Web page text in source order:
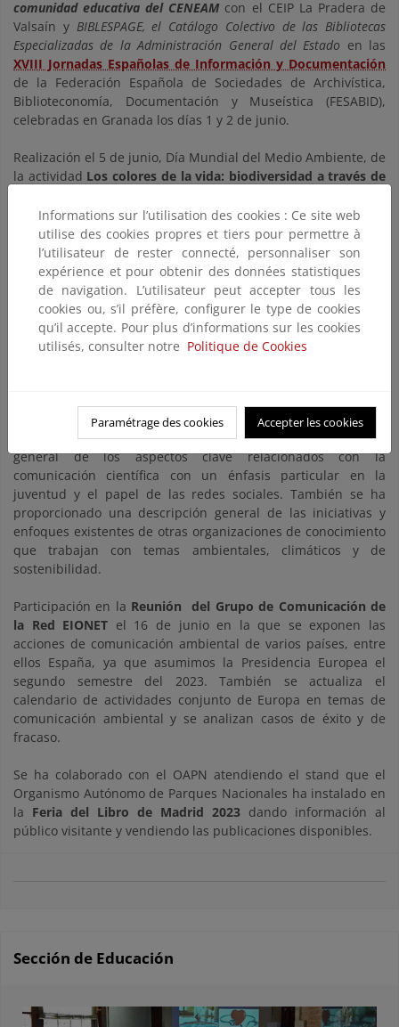
comunidad educativa del CENEAMcon el CEIP La Pradera de
Valsaín y BIBLESPAGE, el Catálogo Colectivo de las Bibliotecas
Especializadas de la Administración General del Estado en las
XVIII Jornadas Españolas de Información y Documentación
de la Federación Española de Sociedades de Archivística,
Biblioteconomía, Documentación y Museística (FESABID),
celebradas en Granada los días 1 y 2 de junio.
Realización el 5 de junio, Día Mundial del Medio Ambiente, de
la actividad Los colores de la vida: biodiversidad a través de
de 5º y 6º de primaria de la Comunidad Aprendizaje de
Valsain. Se trataron temas de biodiversidad, taxonomía, clave
dicotómica y esos conocimientos se pusieron en práctica en el
Arboreto Máximo Laguna.
Seminario onlineconjunto del Grupo de Comunicación de
la Red Eionet de la Agencia Europea de Medio Ambiente con
el grupo State of the Environment (SoE)el 8 de junio de
Eionet el año pasado y tendrá una segunda parte más
interactiva en septiembre. Se ha realizado una descripción
general de los aspectos clave relacionados con la
comunicación científica con un énfasis particular en la
juventud y el papel de las redes sociales. También se ha
proporcionado una descripción general de las iniciativas y
enfoques existentes de otras organizaciones de conocimiento
que trabajan con temas ambientales, climáticos y de
sostenibilidad.
Participación en la Reunión del Grupo de Comunicación de
la Red EIONET el 16 de junio en la que se exponen las
acciones de comunicación ambiental de varios países, entre
ellos España, ya que asumimos la Presidencia Europea el
segundo semestre del 2023. También se actualiza el
calendario de actividades conjunto de Europa en temas de
comunicación ambiental y se analizan casos de éxito y de
fracaso.
Se ha colaborado con el OAPN atendiendo el stand que el
Organismo Autónomo de Parques Nacionales ha instalado en
la Feria del Libro de Madrid 2023 dando información al
público visitante y vendiendo las publicaciones disponibles.
Sección de Educación
Informations sur l’utilisation des cookies : Ce site web
utilise des cookies propres et tiers pour permettre à
l’utilisateur de rester connecté, personnaliser son
expérience et pour obtenir des données statistiques
de navigation. L’utilisateur peut accepter tous les
cookies ou, s’il préfère, configurer le type de cookies
qu’il accepte. Pour plus d’informations sur les cookies
utilisés, consulter notre Politique de Cookies
Paramétrage des cookies Accepter les cookies